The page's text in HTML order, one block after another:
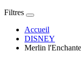
Filtres
Accueil
DISNEY
Merlin